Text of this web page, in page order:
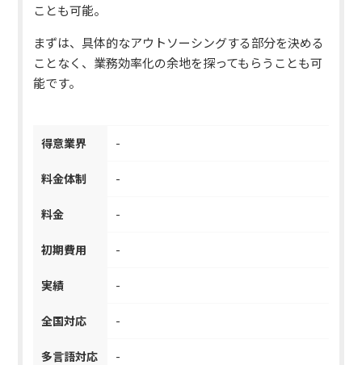
ことも可能。
まずは、具体的なアウトソーシングする部分を決める
ことなく、業務効率化の余地を探ってもらうことも可
能です。
得意業界 -
料金体制 -
料金 -
初期費用 -
実績 -
全国対応 -
多言語対応 -